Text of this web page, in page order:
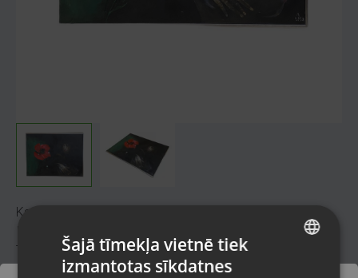
Kategorija:Glezna
Tehnika: eļļa, kartons
Autors: Timofejs Makarovs
Šajā tīmekļa vietnē tiek
izmantotas sīkdatnes